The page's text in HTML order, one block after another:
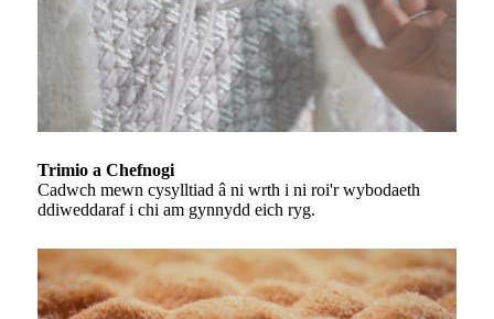
Trimio a Chefnogi
Cadwch mewn cysylltiad â ni wrth i ni roi'r wybodaeth
ddiweddaraf i chi am gynnydd eich ryg.